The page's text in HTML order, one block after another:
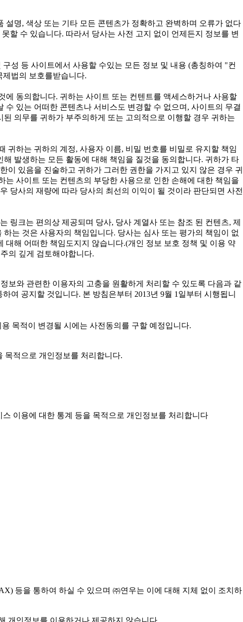
명, 색상 또는 기타 모든 콘텐츠가 정확하고 완벽하며 오류가 없다
할 수 있습니다. 따라서 당사는 사전 고지 없이 언제든지 정보를 변
성 등 사이트에서 사용할 수있는 모든 정보 및 내용 (총칭하여 "컨
법의 보호를받습니다.
동의합니다. 귀하는 사이트 또는 컨텐트를 액세스하거나 사용할
있는 어떠한 콘텐츠나 서비스도 변경할 수 없으며, 사이트의 무결
의무를 귀하가 부주의하게 또는 고의적으로 이행할 경우 귀하는
귀하는 귀하의 계정, 사용자 이름, 비밀 번호를 비밀로 유지할 책임
발생하는 모든 활동에 대해 책임을 질것을 동의합니다. 귀하가 타
있음을 진술하고 귀하가 그러한 권한을 가지고 있지 않은 경우 귀
사이트 또는 컨텐츠의 부당한 사용으로 인한 손해에 대한 책임을
당사의 재량에 따라 당사의 최선의 이익이 될 것이라 판단되면 사전
링크는 편의상 제공되며 당사, 당사 계열사 또는 참조 된 컨텐츠, 제
는 것은 사용자의 책임입니다. 당사는 심사 또는 평가의 책임이 없
해 어떠한 책임도지지 않습니다.(개인 정보 보호 정책 및 이용 약
의 깊게 검토해야합니다.
보와 관련한 이용자의 고충을 원활하게 처리할 수 있도록 다음과 같
여 공지할 것입니다. 본 방침은부터 2013년 9월 1일부터 시행됩니
목적이 변경될 시에는 사전동의를 구할 예정입니다.
목적으로 개인정보를 처리합니다.
이용에 대한 통계 등을 목적으로 개인정보를 처리합니다
등을 통하여 하실 수 있으며 ㈜연우는 이에 대해 지체 없이 조치하
개인정보를 이용하거나 제공하지 않습니다.